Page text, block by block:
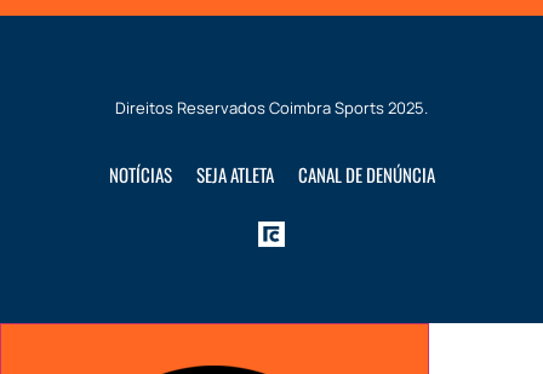
Direitos ReservadosCoimbra Sports2025.
NOTÍCIAS SEJA ATLETA CANAL DE DENÚNCIA